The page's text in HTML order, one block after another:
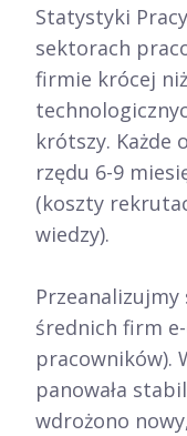
Statystyki
sektorach
firmie krócej
krótszy. Każde
rzędu 6-9
(koszty
wiedzy).
Przeanalizujmy
średnich firm
pracowników).
panowała
wdrożono